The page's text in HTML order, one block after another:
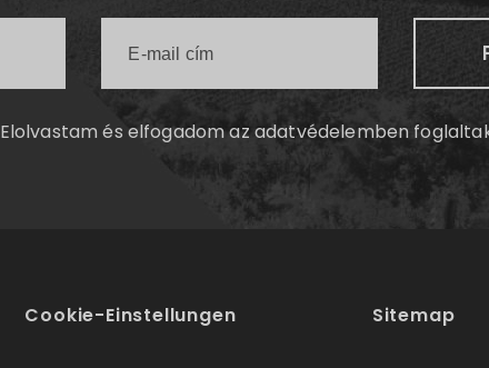
Elolvastam és elfogadom azadatvédelemben
Cookie-Einstellungen Sitemap